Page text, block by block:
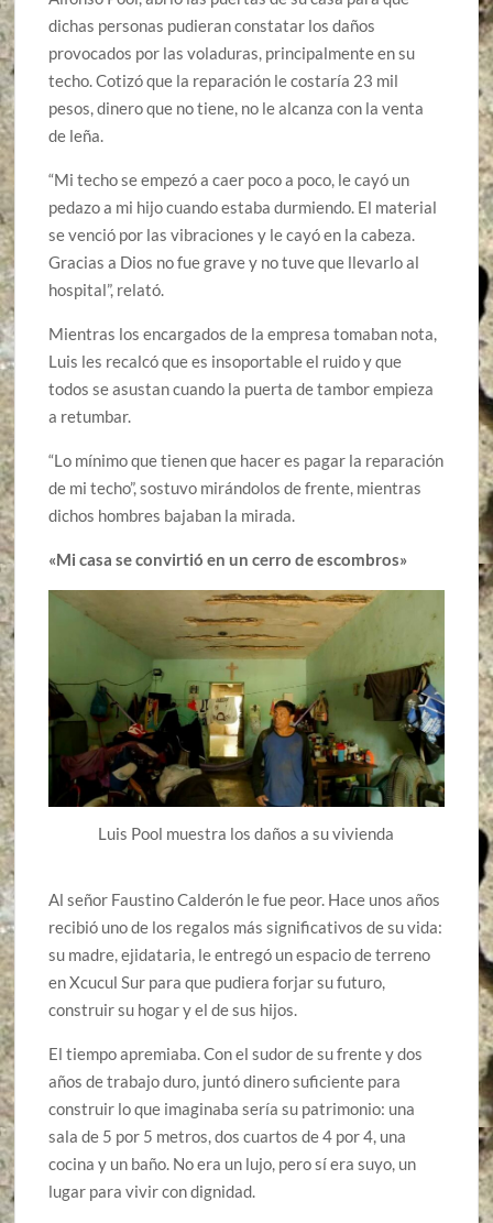
dichas personas pudieran constatar los daños
provocados por las voladuras, principalmente en su
techo. Cotizó que la reparación le costaría 23 mil
pesos, dinero que no tiene, no le alcanza con la venta
de leña.
“Mi techo se empezó a caer poco a poco, le cayó un
pedazo a mi hijo cuando estaba durmiendo. El material
se venció por las vibraciones y le cayó en la cabeza.
Gracias a Dios no fue grave y no tuve que llevarlo al
hospital”, relató.
Mientras los encargados de la empresa tomaban nota,
Luis les recalcó que es insoportable el ruido y que
todos se asustan cuando la puerta de tambor empieza
a retumbar.
“Lo mínimo que tienen que hacer es pagar la reparación
de mi techo”, sostuvo mirándolos de frente, mientras
dichos hombres bajaban la mirada.
«Mi casa se convirtió en un cerro de escombros»
Luis Pool muestra los daños a su vivienda
Al señor Faustino Calderón le fue peor. Hace unos años
recibió uno de los regalos más significativos de su vida:
su madre, ejidataria, le entregó un espacio de terreno
en Xcucul Sur para que pudiera forjar su futuro,
construir su hogar y el de sus hijos.
El tiempo apremiaba. Con el sudor de su frente y dos
años de trabajo duro, juntó dinero suficiente para
construir lo que imaginaba sería su patrimonio: una
sala de 5 por 5 metros, dos cuartos de 4 por 4, una
cocina y un baño. No era un lujo, pero sí era suyo, un
lugar para vivir con dignidad.